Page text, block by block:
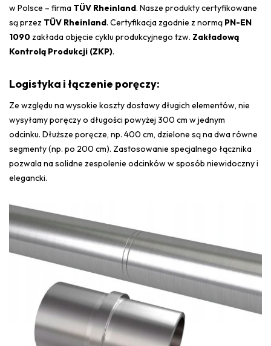
w Polsce – firma TÜV Rheinland. Nasze produkty certyfikowane
są przez TÜV Rheinland. Certyfikacja zgodnie z normą PN-EN
1090zakłada objęcie cyklu produkcyjnego tzw. Zakładową
Kontrolą Produkcji (ZKP).
Logistyka i łączenie poręczy:
Ze względu na wysokie koszty dostawy długich elementów, nie
wysyłamy poręczy o długości powyżej 300 cm w jednym
odcinku. Dłuższe poręcze, np. 400 cm, dzielone są na dwa równe
segmenty (np. po 200 cm). Zastosowanie specjalnego łącznika
pozwala na solidne zespolenie odcinków w sposób niewidoczny i
elegancki.